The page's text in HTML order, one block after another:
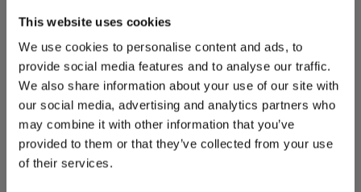
This website uses cookies
We use cookies to personalise content and ads, to
provide social media features and to analyse our traffic.
We also share information about your use of our site with
our social media, advertising and analytics partners who
may combine it with other information that you’ve
provided to them or that they’ve collected from your use
of their services.
Typ av kablage
Ethernet 10Base-T,Ethernet
100Base-TX,Ethernet 1000Base-T
10Mb LAN,100Mb LAN,GigE
Dataöverföringshastighet 1 Gbps
Fungerar med Chromebook